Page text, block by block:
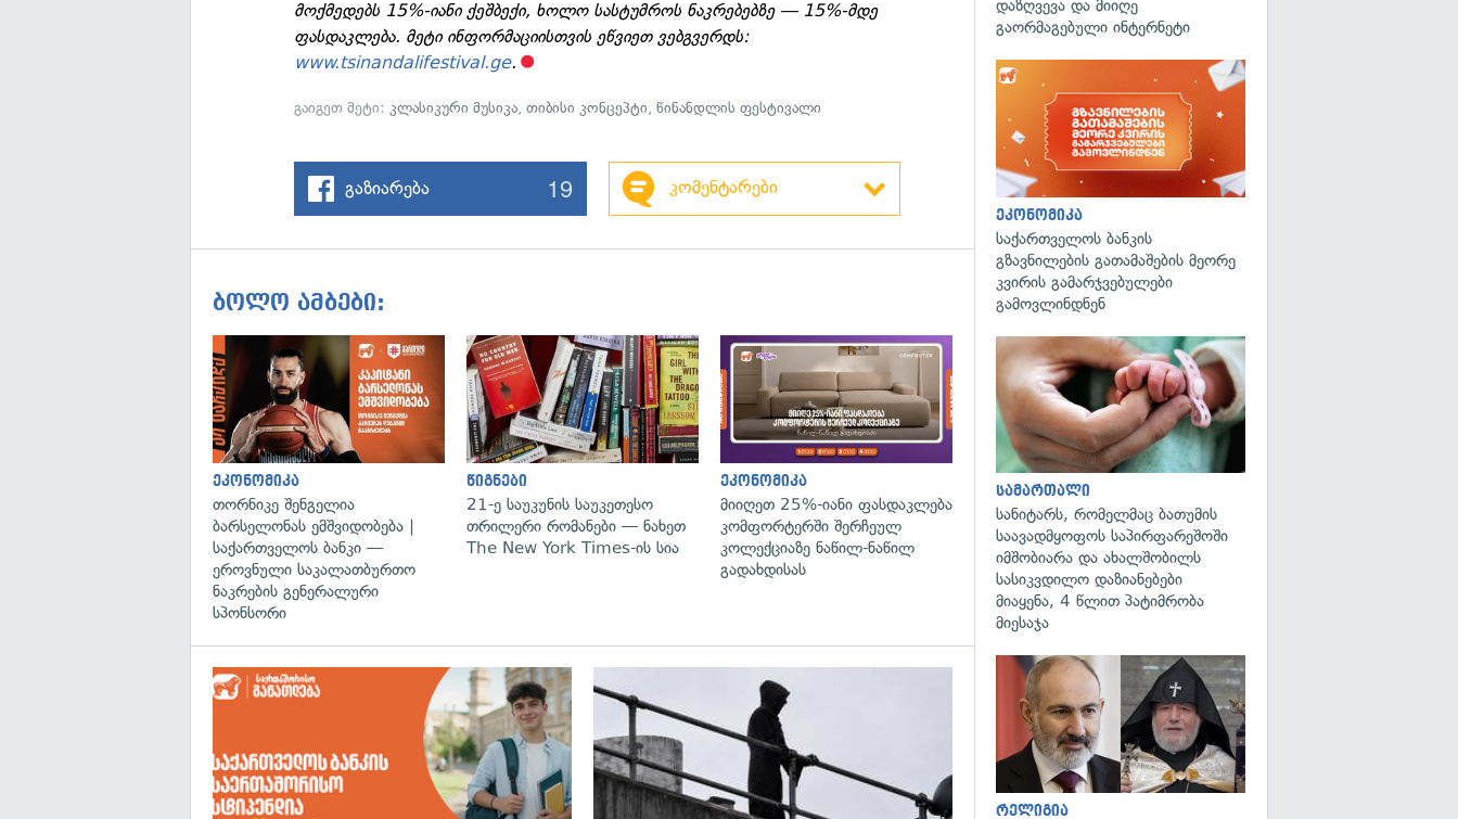
მოქმედებს 15%-იანი ქეშბექი, ხოლო სასტუმროს ნაკრებებზე — 15%-მდე
ფასდაკლება. მეტი ინფორმაციისთვის ეწვიეთ ვებგვერდს:
www.tsinandalifestival.ge.
გაიგეთ მეტი:კლასიკური მუსიკა,თიბისი კონცეპტი,წინანდლის ფესტივალი
გაზიარება 19 კომენტარები
ბოლო ამბები:
ეკონომიკა
თორნიკე შენგელია
ბარსელონას ემშვიდობება |
საქართველოს ბანკი —
ეროვნული საკალათბურთო
ნაკრების გენერალური
სპონსორი
გადახედვა
წიგნები
21-ე საუკუნის საუკეთესო
თრილერი რომანები — ნახეთ
The New York Times-ის სია
ეკონომიკა
მიიღეთ 25%-იანი ფასდაკლება
კომფორტერში შერჩეულ
კოლექციაზე ნაწილ-ნაწილ
გადახდისას
გადახედვა
დაზღვევა და მიიღე
გაორმაგებული ინტერნეტი
ეკონომიკა
საქართველოს ბანკის
გზავნილების გათამაშების მეორე
კვირის გამარჯვებულები
გამოვლინდნენ
სამართალი
სანიტარს, რომელმაც ბათუმის
საავადმყოფოს საპირფარეშოში
იმშობიარა და ახალშობილს
სასიკვდილო დაზიანებები
მიაყენა, 4 წლით პატიმრობა
მიესაჯა
რელიგია